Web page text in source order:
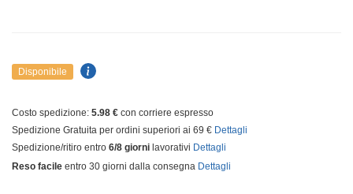
Disponibile
Costo spedizione: 5.98 € con corriere espresso
Spedizione Gratuita per ordini superiori ai 69 € Dettagli
Spedizione/ritiro entro 6/8 giorni lavorativi Dettagli
Reso facile entro 30 giorni dalla consegna Dettagli